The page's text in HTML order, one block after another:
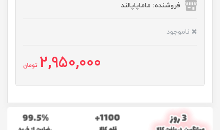
فروشنده: ماماپاپالند
ناموجود
2,950,000 تومان